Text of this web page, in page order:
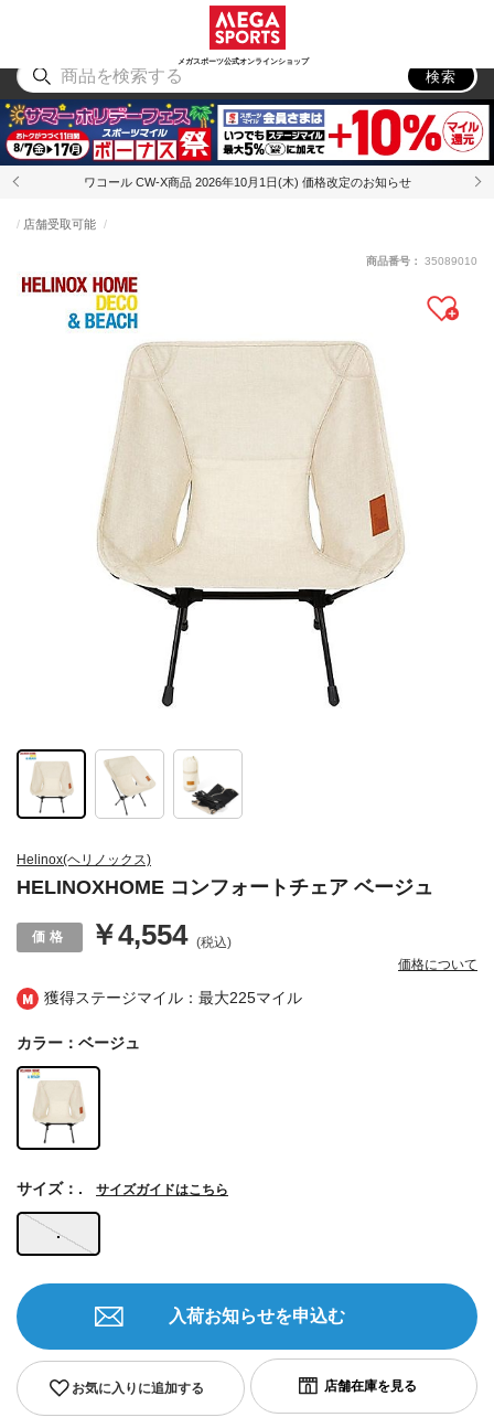
メガスポーツ公式オンラインショップ
アウトドア
検索
ワコール CW-X商品 2026年10月1日(木) 価格改定のお知らせ
獲得ステージマイル：最大225マイル
Helinox(ヘリノックス)
HELINOXHOME コンフォートチェア ベージュ
店舗受取可能
￥4,554 (税込)
価格について
商品番号： 35089010
カラー：ベージュ
.
サイズ：. サイズガイドはこちら
お気に入りに追加する
入荷お知らせを申込む